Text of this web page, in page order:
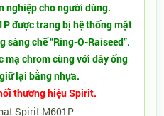
nghiệp cho người dùng.
được trang bị hệ thống mặt
sáng chế “Ring-O-Raiseed”.
mạ chrom cùng với dây ống
lại bằng nhựa.
thương hiệu Spirit.